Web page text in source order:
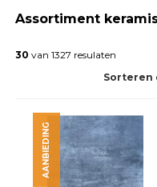
Sierbestrating
Gebakken
bestrating
Trommelstenen
Wildverband
bestrating
Muurelementen
Assortiment
30 van 1327 resulaten
Sorteren
AANBIEDING